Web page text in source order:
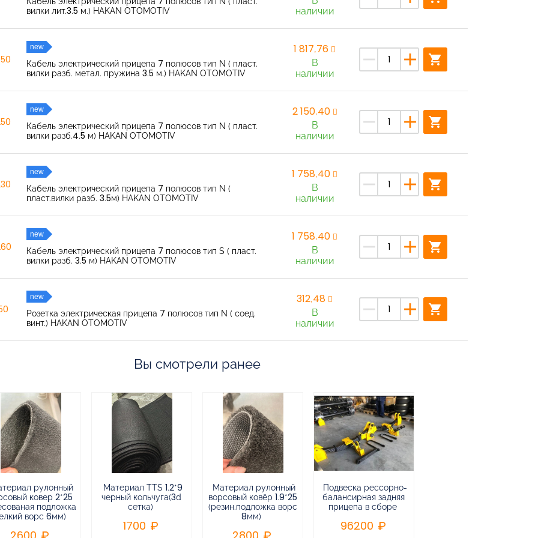
вилки лит.3.5 м.) HAKAN OTOMOTIV
наличии
new
Кабель электрический прицепа 7 полюсов тип N ( пласт.
вилки разб. метал. пружина 3.5 м.) HAKAN OTOMOTIV
1 817,76
В
наличии
remove add shopping_cart
new
Кабель электрический прицепа 7 полюсов тип N ( пласт.
вилки разб.4.5 м) HAKAN OTOMOTIV
2 150,40
В
наличии
remove add shopping_cart
new
Кабель электрический прицепа 7 полюсов тип N (
пласт.вилки разб. 3.5м) HAKAN OTOMOTIV
1 758,40
В
наличии
remove add shopping_cart
new
Кабель электрический прицепа 7 полюсов тип S ( пласт.
вилки разб. 3.5 м) HAKAN OTOMOTIV
1 758,40
В
наличии
remove add shopping_cart
new
Розетка электрическая прицепа 7 полюсов тип N ( соед.
винт.) HAKAN OTOMOTIV
312,48
В
наличии
remove add shopping_cart
Вы смотрели ранее
рулонный
ковер 2*25
подложка
ворс 6мм)
2600
Материал TTS 1.2*9
черный кольчуга(3d
сетка)
1700
Материал рулонный
ворсовый ковёр 1.9*25
(резин.подложка ворс
8мм)
2800
Подвеска рессорно-
балансирная задняя
прицепа в сборе
96200